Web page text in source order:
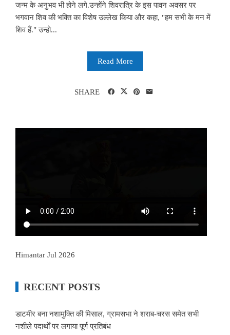
जन्म के अनुभव भी होने लगे.उन्होंने शिवरात्रि के इस पावन अवसर पर
भगवान शिव की भक्ति का विशेष उल्लेख किया और कहा, "हम सभी के मन में
शिव हैं." उन्हो...
Read More
SHARE
Himantar Jul 2026
RECENT POSTS
डाटमीर बना नशामुक्ति की मिसाल, ग्रामसभा ने शराब-चरस समेत सभी
नशीले पदार्थों पर लगाया पूर्ण प्रतिबंध